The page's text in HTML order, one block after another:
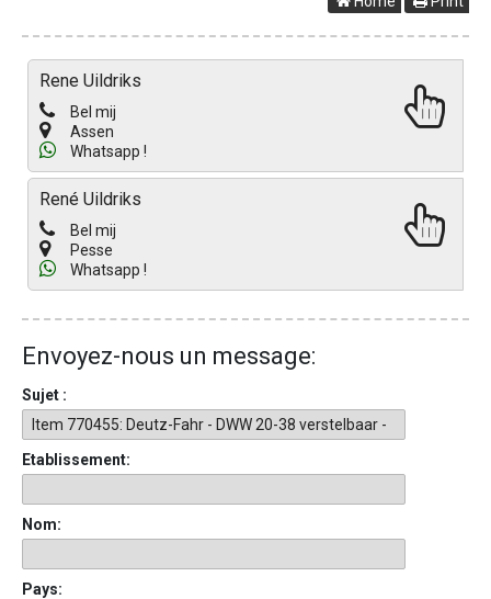
Rene Uildriks
Bel mij
Assen
Whatsapp !
René Uildriks
Bel mij
Pesse
Whatsapp !
Envoyez-nous un message:
Sujet :
Etablissement:
Nom:
Pays: